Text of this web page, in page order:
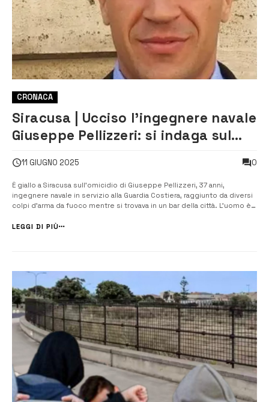
CRONACA
Siracusa | Ucciso l’ingegnere navale
Giuseppe Pellizzeri: si indaga sul
11 GIUGNO 2025 0
È giallo a Siracusa sull’omicidio di Giuseppe Pellizzeri, 37 anni,
ingegnere navale in servizio alla Guardia Costiera, raggiunto da diversi
colpi d’arma da fuoco mentre si trovava in un bar della città. L’uomo è
trasportato in condizioni gravissime. Le indagini, coordinate dal
LEGGI DI PIÙ